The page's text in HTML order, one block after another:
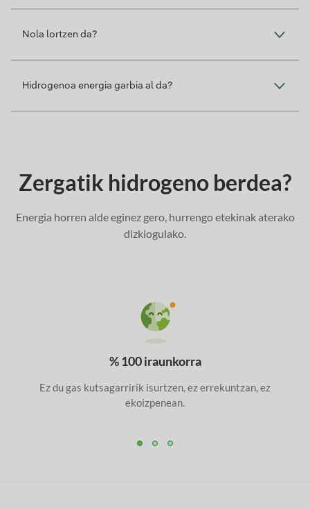
Nola lortzen da?
Hidrogenoa energia garbia al da?
Zergatik hidrogeno berdea?
Energia horren alde eginez gero, hurrengo etekinak aterako
dizkiogulako.
% 100 iraunkorra
Ez du gas kutsagarririk isurtzen, ez errekuntzan, ez
ekoizpenean.